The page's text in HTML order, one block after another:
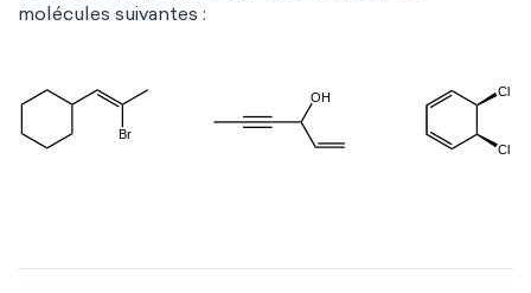
molécules suivantes :